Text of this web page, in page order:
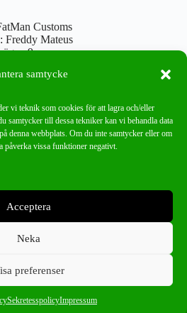
samtycke
vi teknik som cookies för att lagra och/eller
samtycker till dessa tekniker kan vi behandla data
denna webbplats. Om du inte samtycker eller om
påverka vissa funktioner negativt.
Acceptera
Neka
preferenser
SekretesspolicyImpressum
Customs
Freddy Mateus
9
18:00
ett bra erbjudande!